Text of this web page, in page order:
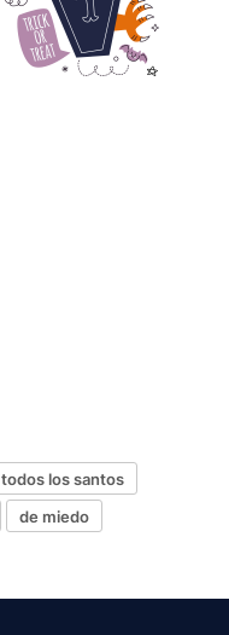
los santos
de miedo